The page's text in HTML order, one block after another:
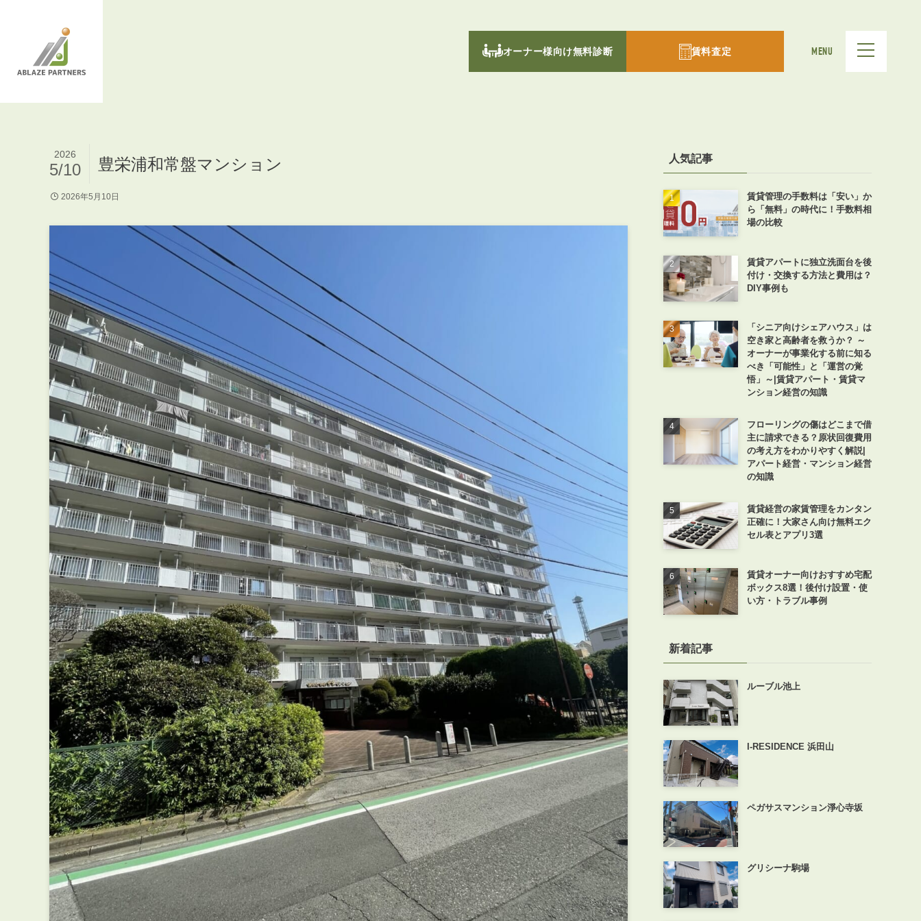
オーナー様向け無料診断 賃料査定 MENU
豊栄浦和常盤マンション
2026
5/10
2026年5月10日
人気記事
賃貸管理の手数料は「安い」か
ら「無料」の時代に！手数料相
場の比較
賃貸アパートに独立洗面台を後
付け・交換する方法と費用は？
DIY事例も
「シニア向けシェアハウス」は
空き家と高齢者を救うか？ ～
オーナーが事業化する前に知る
べき「可能性」と「運営の覚
悟」～|賃貸アパート・賃貸マ
ンション経営の知識
フローリングの傷はどこまで借
主に請求できる？原状回復費用
の考え方をわかりやすく解説|
アパート経営・マンション経営
の知識
賃貸経営の家賃管理をカンタン
正確に！大家さん向け無料エク
セル表とアプリ3選
賃貸オーナー向けおすすめ宅配
ボックス8選！後付け設置・使
い方・トラブル事例
新着記事
ルーブル池上
I-RESIDENCE 浜田山
ペガサスマンション淨心寺坂
グリシーナ駒場